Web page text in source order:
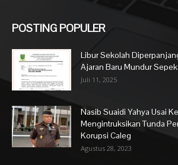
POSTING POPULER
Libur Sekolah
Ajaran Baru Mundur
Juli 11, 2025
Nasib Suaidi Yahya Usai
Mengintruksikan Tunda
Korupsi Caleg
Agustus 28, 2023